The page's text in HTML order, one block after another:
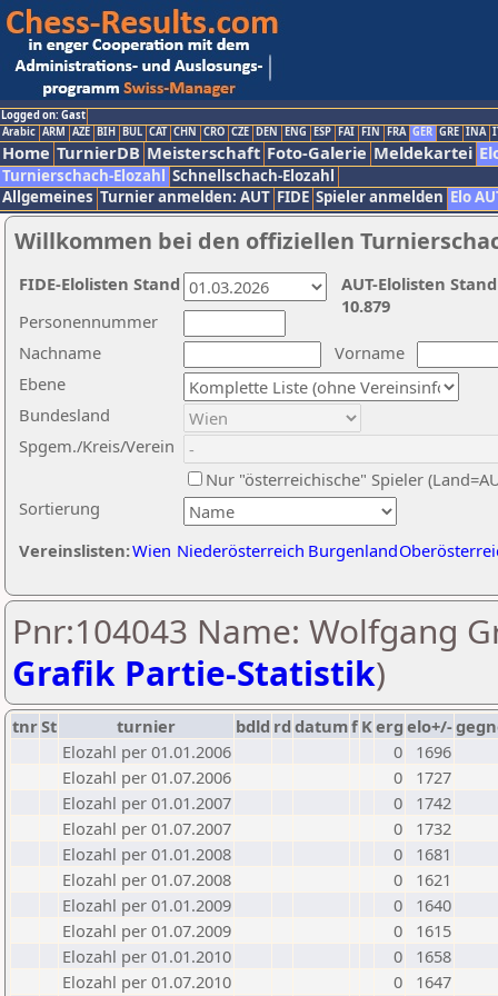
Logged on: Gast
Arabic ARM AZE BIH BUL CAT CHN CRO CZE DEN ENG ESP FAI FIN FRA GER GRE INA
Home TurnierDB Meisterschaft Foto-Galerie Meldekartei
Turnierschach-Elozahl Schnellschach-Elozahl
Allgemeines Turnier anmelden: AUT FIDE Spieler anmelden Elo
Willkommen bei den offiziellen
Nachname
Vorname
Ebene
Sortierung
Personennummer
Bundesland
Spgem./Kreis/Verein
Nur "österreichische" Spieler
Vereinslisten:Wien Niederösterreich Burgenland
AUT-Elolisten
10.879
FIDE-Elolisten Stand
Pnr:104043 Name: Wolfgang
Grafik Partie-Statistik)
tnrSt turnier bdld rd datumf Kerg elo+/-
Elozahl per 01.01.2006
0
1696
Elozahl per 01.07.2006
0
1727
Elozahl per 01.01.2007
0
1742
Elozahl per 01.07.2007
0
1732
Elozahl per 01.01.2008
0
1681
Elozahl per 01.07.2008
0
1621
Elozahl per 01.01.2009
0
1640
Elozahl per 01.07.2009
0
1615
Elozahl per 01.01.2010
0
1658
Elozahl per 01.07.2010
0 1647